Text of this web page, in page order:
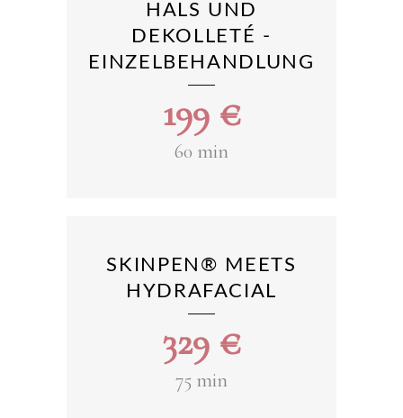
HALS UND
DEKOLLETÉ -
EINZELBEHANDLUNG
€
199
60 min
SKINPEN® MEETS
HYDRAFACIAL
€
329
75 min